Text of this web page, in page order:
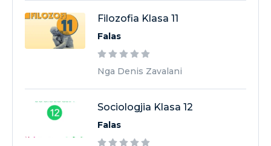
Filozofia Klasa 11
Falas
Nga Denis Zavalani
Sociologjia Klasa 12
Falas